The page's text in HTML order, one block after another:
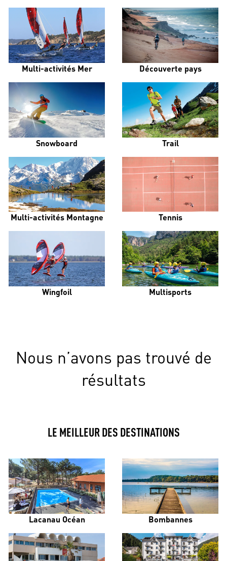
Multi-activités Mer Découverte pays
Snowboard Trail
Multi-activités Montagne Tennis
Wingfoil Multisports
Nous n’avons pas trouvé de
résultats
LE MEILLEUR DES DESTINATIONS
Lacanau Océan Bombannes